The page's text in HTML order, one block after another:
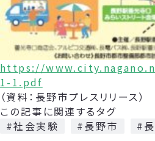
https://
1-1.pdf
（資料：長野市プレスリリース）
この記事に関連するタグ
#社会実験
#長野市
#